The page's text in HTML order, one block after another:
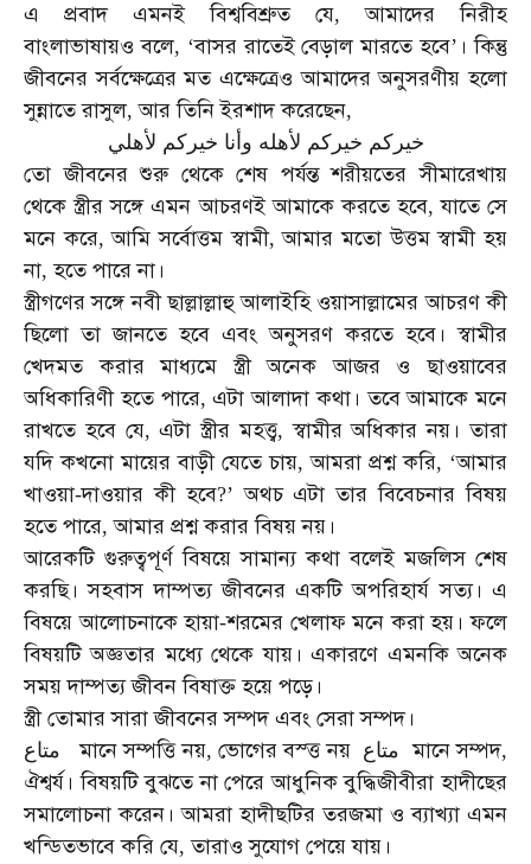
এ প্রবাদ এমনই বিশ্ববিশ্রুত যে,আমাদের
নিরীহ
বাংলাভাষায়ও বলে, ‘বাসর রাতেই বেড়াল মারতে হবে’ । কিন্তু
জীবনের সর্বক্ষেত্রের মত এক্ষেত্রেও আমাদের অনুসরণীয় হলো
সুন্নাতে রাসুল,আর তিনি ইরশাদ করেছেন,
خيركم خيركم لأهله وأنا خيركم لأهلي
তো জীবনের শুরু থেকে শেষ পর্যন্ত শরীয়তের সীমারেখায়
থেকে স্ত্রীর সঙ্গে এমন আচরণই আমাকে করতে হবে,যাতে সে
মনে করে,আমি সর্বোত্তম স্বামী,আমার মতো উত্তম স্বামী হয়
না,হতে পারে না।
স্ত্রীগণের সঙ্গে নবী ছাল্লাল্লাহু আলাইহি ওয়াসাল্লামের আচরণ কী
ছিলো তা জানতে হবে এবং অনুসরণ করতে হবে। স্বামীর
খেদমত
করার মাধ্যমে স্ত্রী অনেক আজর ও
ছাওয়াবের
অধিকারিণী হতে পারে,এটা আলাদা কথা। তবে আমাকে মনে
রাখতে হবে যে,এটা স্ত্রীর মহত্ত্ব,স্বামীর অধিকার নয়। তারা
যদি কখনো মায়ের বাড়ী যেতে চায়,আমরা প্রশ্ন করি, ‘আমার
খাওয়া-দাওয়ার কী হবে?’অথচ এটা তার বিবেচনার বিষয়
হতে পারে,আমার প্রশ্ন করার বিষয় নয়।
আরেকটি গুরুত্বপূর্ণ বিষয়ে সামান্য কথা বলেই মজলিস শেষ
করছি। সহবাস দাম্পত্য জীবনের একটি অপরিহার্য সত্য। এ
বিষয়ে আলোচনাকে হায়া-শরমের খেলাফ মনে করা হয়। ফলে
বিষয়টি অজ্ঞতার মধ্যে থেকে যায়। একারণে এমনকি অনেক
সময় দাম্পত্য জীবন বিষাক্ত হয়ে পড়ে।
স্ত্রী তোমার সারা জীবনের সম্পদ এবং সেরা সম্পদ।
متاع মানে সম্পত্তি নয়, ভোগের বস্ত্ত নয় متاع মানে সম্পদ,
ঐশ্বর্য। বিষয়টি বুঝতে না পেরে আধুনিক বুদ্ধিজীবীরা হাদীছের
সমালোচনা করেন। আমরা হাদীছটির তরজমা ও ব্যাখ্যা এমন
খন্ডিতভাবে করি যে,তারাও সুযোগ পেয়ে যায়।